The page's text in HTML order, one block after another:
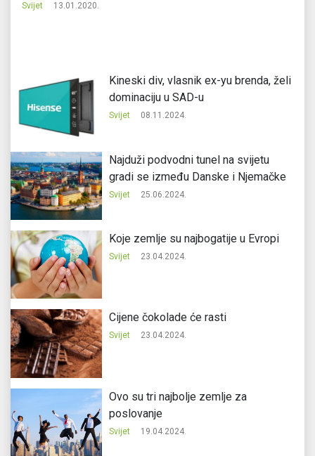
Svijet 13.01.2020.
Kineski div, vlasnik ex-yu brenda, želi
dominaciju u SAD-u
Svijet 08.11.2024.
Najduži podvodni tunel na svijetu
gradi se između Danske i Njemačke
Svijet 25.06.2024.
Koje zemlje su najbogatije u Evropi
Svijet 23.04.2024.
Cijene čokolade će rasti
Svijet 23.04.2024.
Ovo su tri najbolje zemlje za
poslovanje
Svijet 19.04.2024.